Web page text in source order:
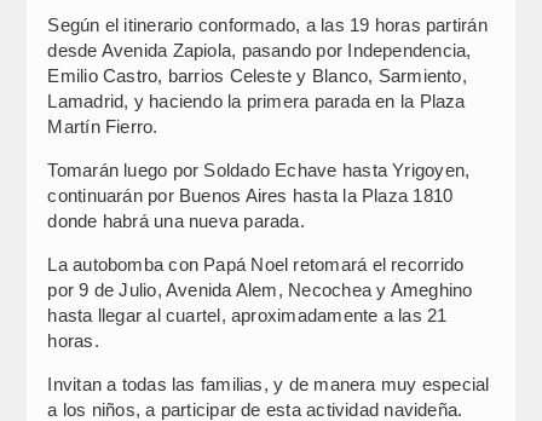
Según el itinerario conformado, a las 19 horas partirán
desde Avenida Zapiola, pasando por Independencia,
Emilio Castro, barrios Celeste y Blanco, Sarmiento,
Lamadrid, y haciendo la primera parada en la Plaza
Martín Fierro.
Tomarán luego por Soldado Echave hasta Yrigoyen,
continuarán por Buenos Aires hasta la Plaza 1810
donde habrá una nueva parada.
La autobomba con Papá Noel retomará el recorrido
por 9 de Julio, Avenida Alem, Necochea y Ameghino
hasta llegar al cuartel, aproximadamente a las 21
horas.
Invitan a todas las familias, y de manera muy especial
a los niños, a participar de esta actividad navideña.